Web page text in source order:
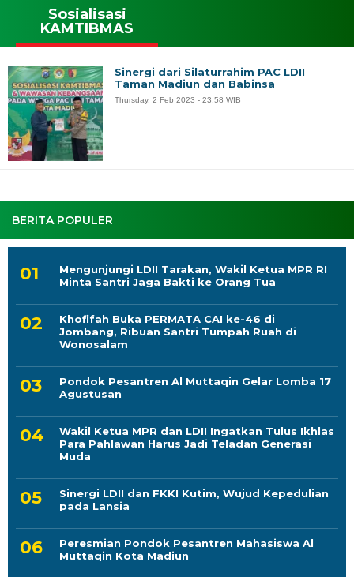
BERITA POPULER
Mengunjungi LDII Tarakan, Wakil Ketua MPR RI
Minta Santri Jaga Bakti ke Orang Tua
Khofifah Buka PERMATA CAI ke-46 di
Jombang, Ribuan Santri Tumpah Ruah di
Wonosalam
Pondok Pesantren Al Muttaqin Gelar Lomba 17
Agustusan
Wakil Ketua MPR dan LDII Ingatkan Tulus Ikhlas
Para Pahlawan Harus Jadi Teladan Generasi
Muda
Sinergi LDII dan FKKI Kutim, Wujud Kepedulian
pada Lansia
Peresmian Pondok Pesantren Mahasiswa Al
Muttaqin Kota Madiun
Sosialisasi
KAMTIBMAS
Sinergi dari Silaturrahim PAC LDII
Taman Madiun dan Babinsa
Thursday, 2 Feb 2023 - 23:58 WIB